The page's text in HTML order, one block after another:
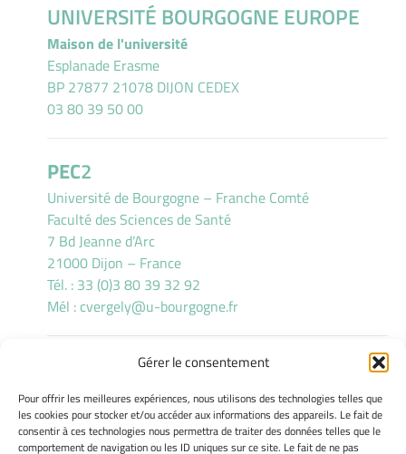
Gérer le consentement
Pour offrir les meilleures expériences, nous utilisons des technologies telles que
les cookies pour stocker et/ou accéder aux informations des appareils. Le fait de
consentir à ces technologies nous permettra de traiter des données telles que le
comportement de navigation ou les ID uniques sur ce site. Le fait de ne pas
UNIVERSITÉ BOURGOGNE EUROPE
Maison de l'université
Esplanade Erasme
BP 27877 21078 DIJON CEDEX
03 80 39 50 00
PEC2
Université de Bourgogne – Franche Comté
Faculté des Sciences de Santé
7 Bd Jeanne d’Arc
21000 Dijon – France
Tél. : 33 (0)3 80 39 32 92
Mél : cvergely@u-bourgogne.fr
INFORMATIONS LÉGALES
Mentions légales
Gérer mes cookies